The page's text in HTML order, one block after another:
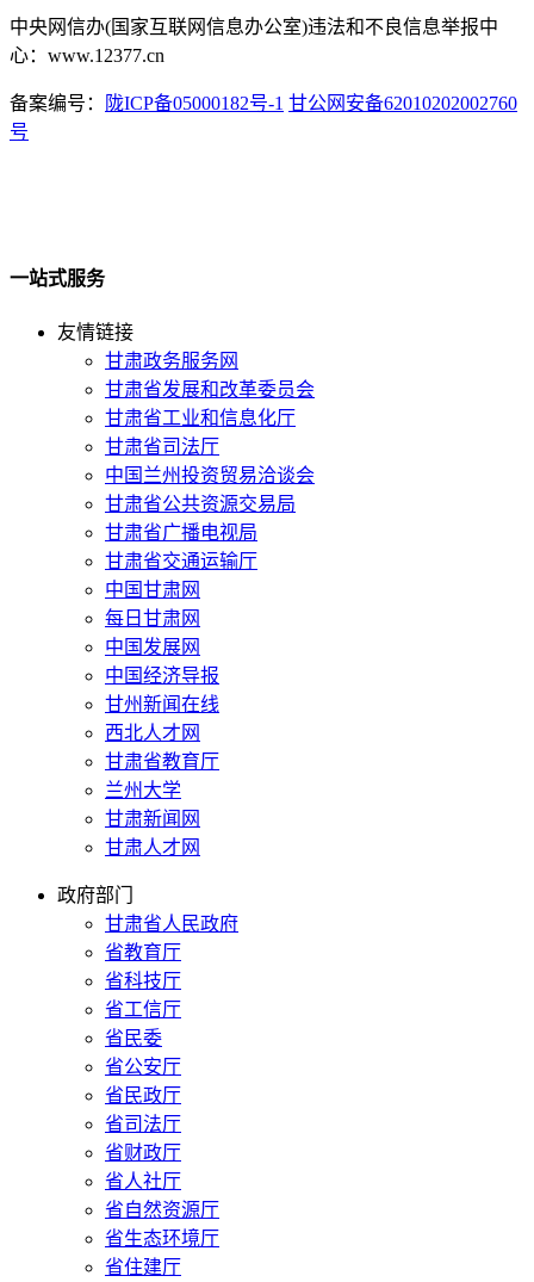
中央网信办(国家互联网信息办公室)违法和不良信息举报中
心：www.12377.cn
备案编号： 陇ICP备05000182号-1 甘公网安备62010202002760
号
一站式服务
友情链接
甘肃政务服务网
甘肃省发展和改革委员会
甘肃省工业和信息化厅
甘肃省司法厅
中国兰州投资贸易洽谈会
甘肃省公共资源交易局
甘肃省广播电视局
甘肃省交通运输厅
中国甘肃网
每日甘肃网
中国发展网
中国经济导报
甘州新闻在线
西北人才网
甘肃省教育厅
兰州大学
甘肃新闻网
甘肃人才网
政府部门
甘肃省人民政府
省教育厅
省科技厅
省工信厅
省民委
省公安厅
省民政厅
省司法厅
省财政厅
省人社厅
省自然资源厅
省生态环境厅
省住建厅